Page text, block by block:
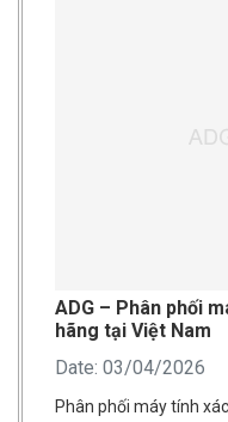
ADG – Phân phối
hãng tại Việt Nam
Date: 03/04/2026
Phân phối máy tính